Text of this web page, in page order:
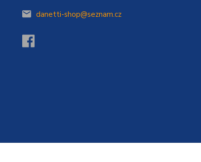
danetti-shop@seznam.cz